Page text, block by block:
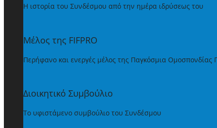
Η ιστορία του Συνδέσμου από την ημέρα ιδρύσεως του
Μέλος της FIFPRO
Περήφανο και ενεργές μέλος της Παγκόσμια Ομοσπονδίας
Διοικητικό Συμβούλιο
Το υφιστάμενο συμβούλιο του Συνδέσμου